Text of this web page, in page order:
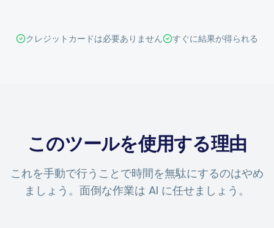
ビジュアルエディター
キャプションジェネレーター
クレジットカードは必要ありません すぐに結果が得られる
このツールを使用する理由
これを手動で行うことで時間を無駄にするのはやめ
ましょう。面倒な作業は AI に任せましょう。